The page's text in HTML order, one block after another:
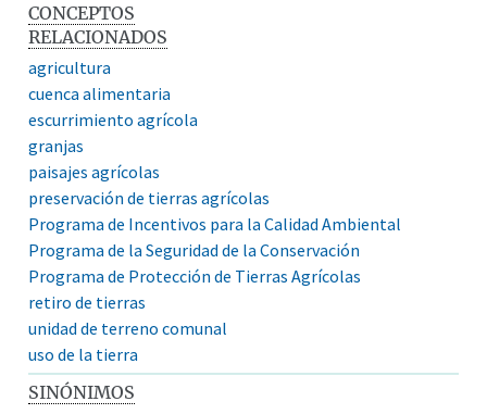
CONCEPTOS
RELACIONADOS
agricultura
cuenca alimentaria
escurrimiento agrícola
granjas
paisajes agrícolas
preservación de tierras agrícolas
Programa de Incentivos para la Calidad Ambiental
Programa de la Seguridad de la Conservación
Programa de Protección de Tierras Agrícolas
retiro de tierras
unidad de terreno comunal
uso de la tierra
SINÓNIMOS